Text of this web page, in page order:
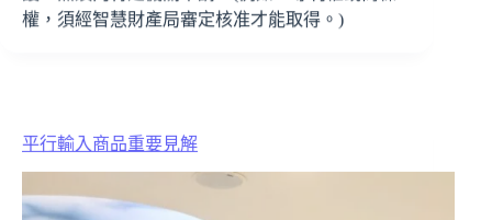
權，須經智慧財產局審定核准才能取得。)